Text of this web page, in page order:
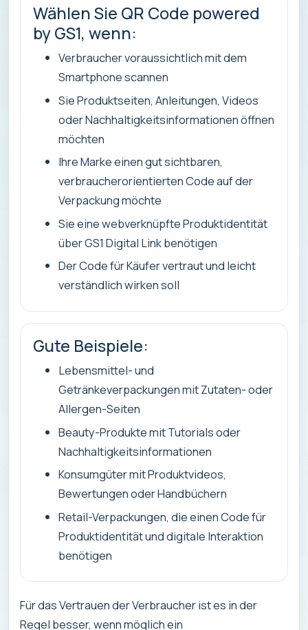
Wählen Sie QR Code powered
by GS1, wenn:
Verbraucher voraussichtlich mit dem
Smartphone scannen
Sie Produktseiten, Anleitungen, Videos
oder Nachhaltigkeitsinformationen öffnen
möchten
Ihre Marke einen gut sichtbaren,
verbraucherorientierten Code auf der
Verpackung möchte
Sie eine webverknüpfte Produktidentität
über GS1 Digital Link benötigen
Der Code für Käufer vertraut und leicht
verständlich wirken soll
Gute Beispiele:
Lebensmittel- und
Getränkeverpackungen mit Zutaten- oder
Allergen-Seiten
Beauty-Produkte mit Tutorials oder
Nachhaltigkeitsinformationen
Konsumgüter mit Produktvideos,
Bewertungen oder Handbüchern
Retail-Verpackungen, die einen Code für
Produktidentität und digitale Interaktion
benötigen
Für das Vertrauen der Verbraucher ist es in der
Regel besser, wenn möglich ein